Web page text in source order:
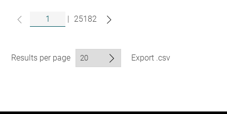
| 25182
Results per page Export .csv